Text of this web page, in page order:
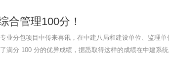
合管理100分！
业分包项目中传来喜讯，在中建八局和建设单位、监理单
满分 100 分的优异成绩，据悉取得这样的成绩在中建系
保了施工过程的高效有序进行......